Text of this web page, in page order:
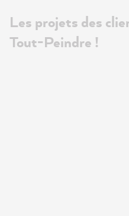
Les projets des
Tout-Peindre !